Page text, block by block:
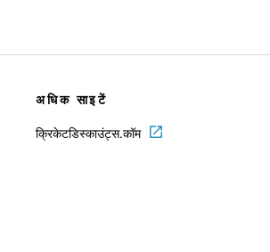
अधिक साइटें
क्रिकेटडिस्काउंट्स.कॉम